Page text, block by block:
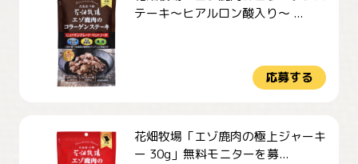
テーキ～ヒアルロン酸入り～ ...
応募する
花畑牧場「エゾ鹿肉の極上ジャーキ
ー 30g」無料モニターを募...